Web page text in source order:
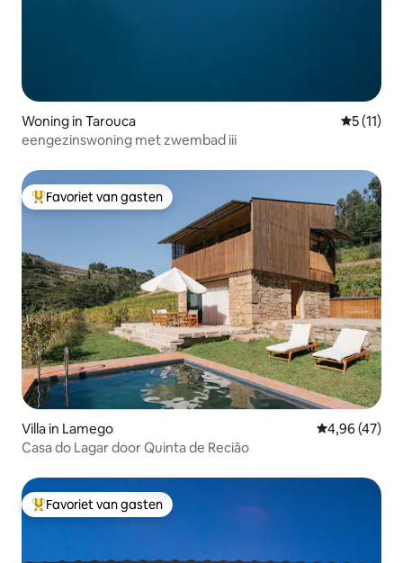
Woning in Tarouca
5 (11)
eengezinswoning met zwembad iii
Topfavoriet van gasten
Favoriet van gasten
Villa in Lamego Gemiddelde
4,96 (47)
Casa do Lagar door Quinta de Recião
Topfavoriet van gasten
Favoriet van gasten